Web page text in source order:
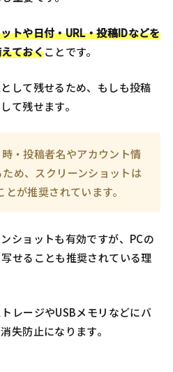
トや日付・URL・投稿IDなどを
ておくことです。
して残せるため、もしも投稿
て残せます。
・投稿者名やアカウント情
め、スクリーンショットは
が推奨されています。
ショットも有効ですが、PCの
せることも推奨されている理
レージやUSBメモリなどにバ
失防止になります。